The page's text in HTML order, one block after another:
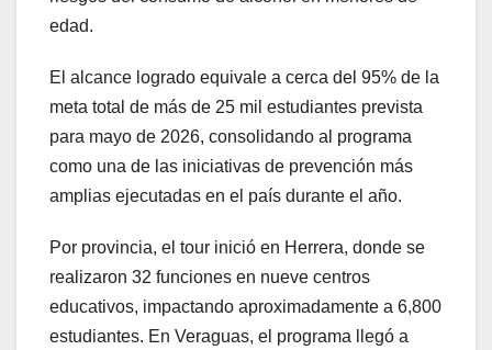
edad.
El alcance logrado equivale a cerca del 95% de la
meta total de más de 25 mil estudiantes prevista
para mayo de 2026, consolidando al programa
como una de las iniciativas de prevención más
amplias ejecutadas en el país durante el año.
Por provincia, el tour inició en Herrera, donde se
realizaron 32 funciones en nueve centros
educativos, impactando aproximadamente a 6,800
estudiantes. En Veraguas, el programa llegó a